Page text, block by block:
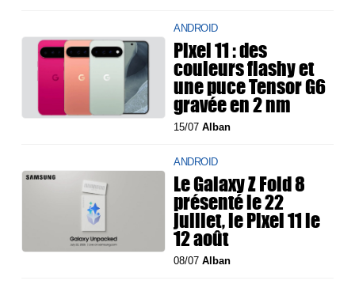
ANDROID
Pixel 11 : des
couleurs flashy et
une puce Tensor G6
gravée en 2 nm
15/07Alban
ANDROID
Le Galaxy Z Fold 8
présenté le 22
juillet, le Pixel 11 le
12 août
08/07Alban